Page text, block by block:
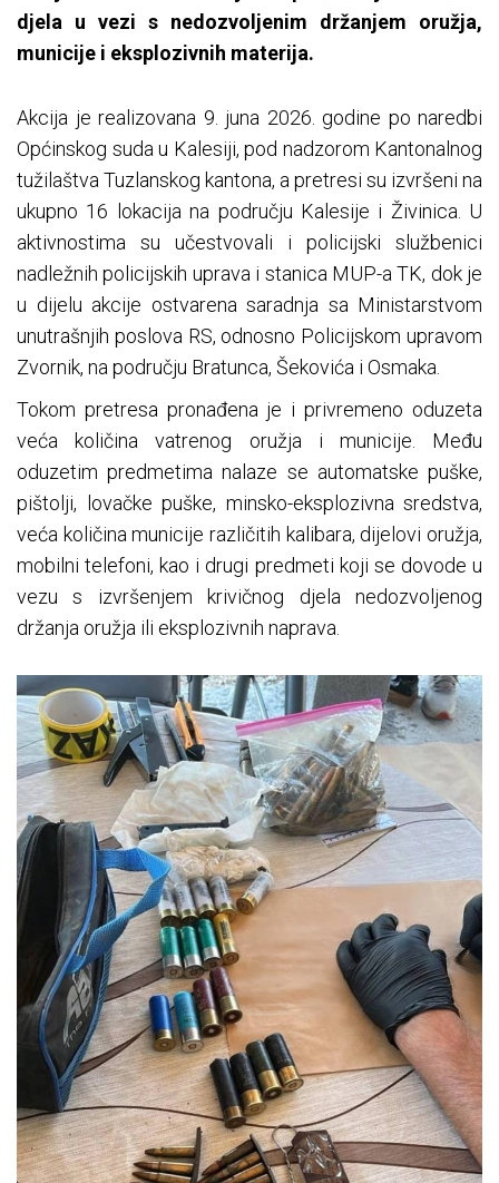
djela u vezi s nedozvoljenim držanjem oružja,
municije i eksplozivnih materija.
Akcija je realizovana 9. juna 2026. godine po naredbi
Općinskog suda u Kalesiji, pod nadzorom Kantonalnog
tužilaštva Tuzlanskog kantona, a pretresi su izvršeni na
ukupno 16 lokacija na području Kalesije i Živinica. U
aktivnostima su učestvovali i policijski službenici
nadležnih policijskih uprava i stanica MUP-a TK, dok je
u dijelu akcije ostvarena saradnja sa Ministarstvom
unutrašnjih poslova RS, odnosno Policijskom upravom
Zvornik, na području Bratunca, Šekovića i Osmaka.
Tokom pretresa pronađena je i privremeno oduzeta
veća količina vatrenog oružja i municije. Među
oduzetim predmetima nalaze se automatske puške,
pištolji, lovačke puške, minsko-eksplozivna sredstva,
veća količina municije različitih kalibara, dijelovi oružja,
mobilni telefoni, kao i drugi predmeti koji se dovode u
vezu s izvršenjem krivičnog djela nedozvoljenog
držanja oružja ili eksplozivnih naprava.